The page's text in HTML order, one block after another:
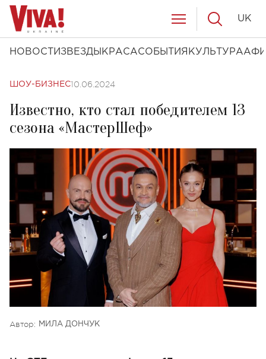
НОВОСТИ ЗВЕЗДЫ КРАСАСОБЫТИЯ КУЛЬТУРА
UK
ШОУ-БИЗНЕС10.06.2024
Известно, кто стал победителем 13
сезона «МастерШеф»
Автор: МИЛА ДОНЧУК